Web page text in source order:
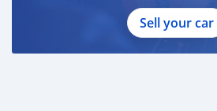
Sell your car